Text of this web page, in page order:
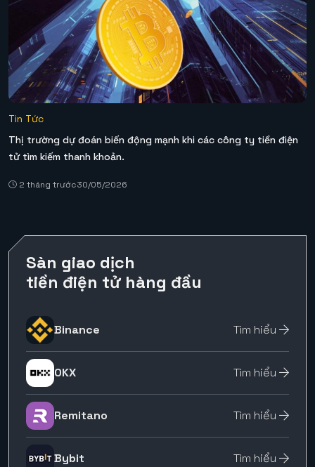
Tin Tức
Thị trường dự đoán biến động mạnh khi các công ty tiền điện
tử tìm kiếm thanh khoản.
2 tháng trước30/05/2026
Sàn giao dịch
tiền điện tử hàng đầu
Binance Tìm hiểu
OKX Tìm hiểu
Remitano Tìm hiểu
Bybit Tìm hiểu